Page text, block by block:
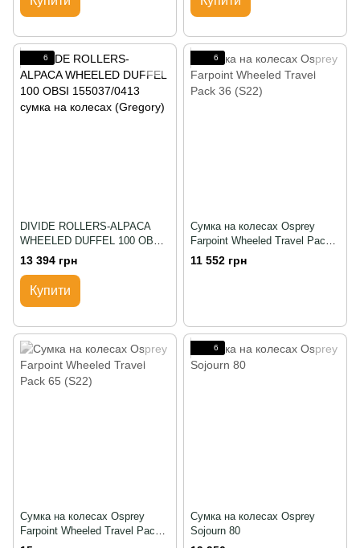
6
DIVIDE ROLLERS-ALPACA
WHEELED DUFFEL 100 OBSI
155037/0413 сумка на колесах
13 394 грн
Купити
6
Сумка на колесах Osprey
Farpoint Wheeled Travel Pack
36 (S22)
11 552 грн
Сумка на колесах Osprey
Farpoint Wheeled Travel Pack
65 (S22)
6
Сумка на колесах Osprey
Sojourn 80